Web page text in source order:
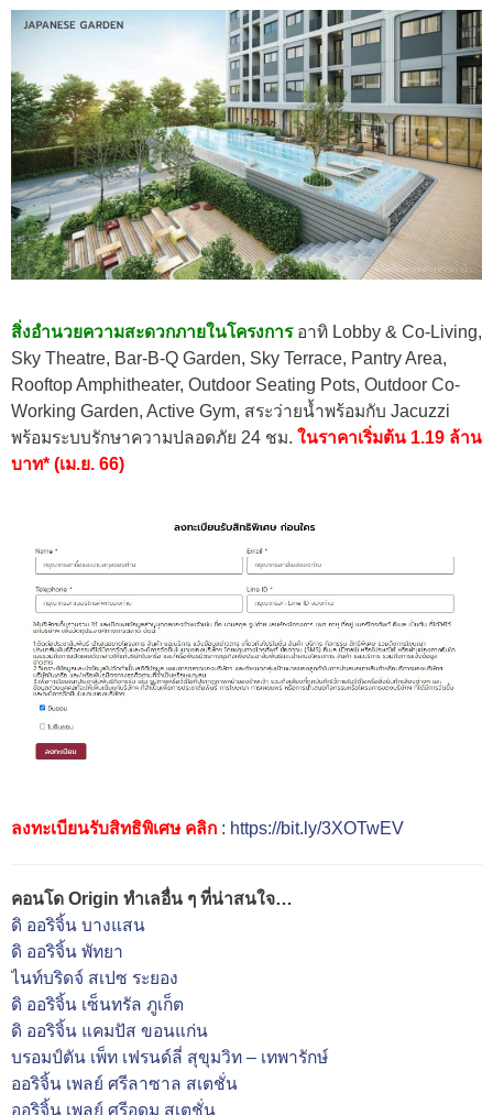
สิ่งอำนวยความสะดวกภายในโครงการอาทิ Lobby & Co-Living,
Sky Theatre, Bar-B-Q Garden, Sky Terrace, Pantry Area,
Rooftop Amphitheater, Outdoor Seating Pots, Outdoor Co-
Working Garden, Active Gym, สระว่ายน้ำพร้อมกับ Jacuzzi
พร้อมระบบรักษาความปลอดภัย 24 ชม. ในราคาเริ่มต้น 1.19 ล้าน
บาท* (เม.ย. 66)
ลงทะเบียนรับสิทธิพิเศษ คลิก : https://bit.ly/3XOTwEV
คอนโด Origin ทำเลอื่น ๆ ที่น่าสนใจ…
ดิ ออริจิ้น บางแสน
ดิ ออริจิ้น พัทยา
ไนท์บริดจ์ สเปซ ระยอง
ดิ ออริจิ้น เซ็นทรัล ภูเก็ต
ดิ ออริจิ้น แคมปัส ขอนแก่น
บรอมป์ตัน เพ็ท เฟรนด์ลี่ สุขุมวิท – เทพารักษ์
ออริจิ้น เพลย์ ศรีลาซาล สเตชั่น
ออริจิ้น เพลย์ ศรีอุดม สเตชั่น